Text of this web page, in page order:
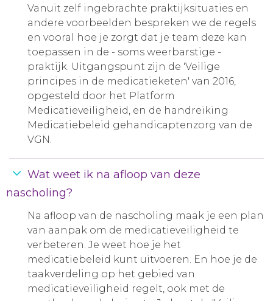
Vanuit zelf ingebrachte praktijksituaties en
andere voorbeelden bespreken we de regels
en vooral hoe je zorgt dat je team deze kan
toepassen in de - soms weerbarstige -
praktijk. Uitgangspunt zijn de 'Veilige
principes in de medicatieketen' van 2016,
opgesteld door het Platform
Medicatieveiligheid, en de handreiking
Medicatiebeleid gehandicaptenzorg van de
VGN.
Wat weet ik na afloop van deze
nascholing?
Na afloop van de nascholing maak je een plan
van aanpak om de medicatieveiligheid te
verbeteren. Je weet hoe je het
medicatiebeleid kunt uitvoeren. En hoe je de
taakverdeling op het gebied van
medicatieveiligheid regelt, ook met de